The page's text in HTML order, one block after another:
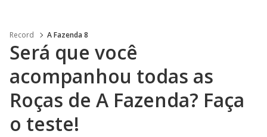
Record A Fazenda 8
Será que você
acompanhou todas as
Roças de A Fazenda? Faça
o teste!